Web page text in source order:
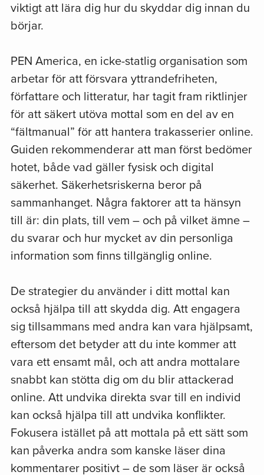
Undersöka och utvärdera reaktioner
på inflammatoriska och andra
uppviglande budskap inklusive
hatretorik
Anpassa, rama in och sprida
viktigt att lära dig hur du skyddar dig innan du
börjar.
PEN America, en icke-statlig organisation som
arbetar för att försvara yttrandefriheten,
författare och litteratur, har tagit fram riktlinjer
för att säkert utöva mottal som en del av en
“fältmanual” för att hantera trakasserier online.
Guiden rekommenderar att man först bedömer
hotet, både vad gäller fysisk och digital
säkerhet. Säkerhetsriskerna beror på
sammanhanget. Några faktorer att ta hänsyn
till är: din plats, till vem – och på vilket ämne –
du svarar och hur mycket av din personliga
information som finns tillgänglig online.
De strategier du använder i ditt mottal kan
också hjälpa till att skydda dig. Att engagera
sig tillsammans med andra kan vara hjälpsamt,
eftersom det betyder att du inte kommer att
vara ett ensamt mål, och att andra mottalare
snabbt kan stötta dig om du blir attackerad
online. Att undvika direkta svar till en individ
kan också hjälpa till att undvika konflikter.
Fokusera istället på att mottala på ett sätt som
kan påverka andra som kanske läser dina
kommentarer positivt – de som läser är också